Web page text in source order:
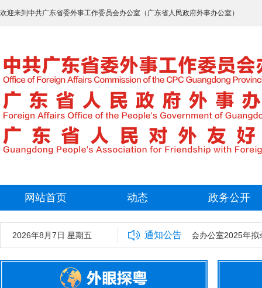
欢迎来到中共广东省委外事工作委员会办公室（广东省人民政府外事办公室）
网站首页 动态 政务公开
2026年8月7日 星期五 通知公告
中共广东省委外事工作委员会办公室2025年拟